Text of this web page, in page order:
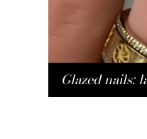
Glazed nails: